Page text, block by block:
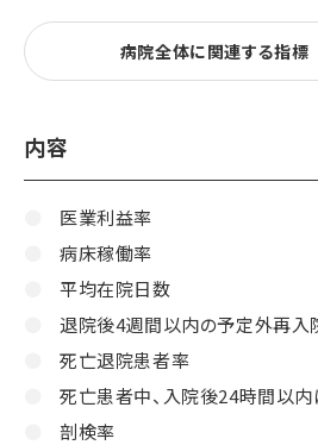
病院全体に関連する指標
内容
医業利益率
病床稼働率
平均在院日数
退院後4週間以内の予定外再入
死亡退院患者率
死亡患者中、入院後24時間以
剖検率